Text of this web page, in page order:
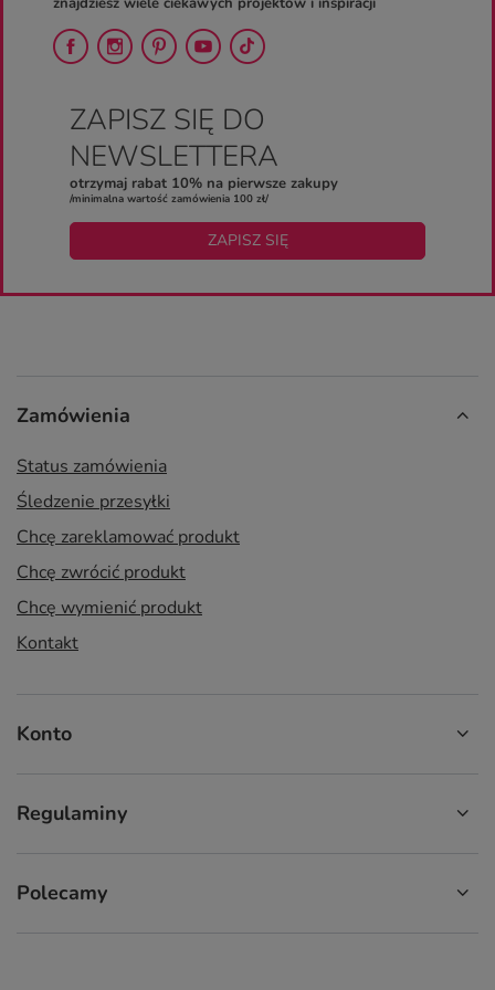
ZAPISZ SIĘ DO
NEWSLETTERA
otrzymaj rabat 10% na pierwsze zakupy
/minimalna wartość zamówienia 100 zł/
ZAPISZ SIĘ
Zamówienia
Status zamówienia
Śledzenie przesyłki
Chcę zareklamować produkt
Chcę zwrócić produkt
Chcę wymienić produkt
Kontakt
Konto
Regulaminy
Polecamy